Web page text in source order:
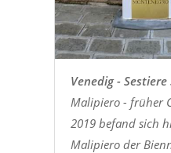
Venedig -
Malipiero - früher
2019 befand sich
Malipiero der